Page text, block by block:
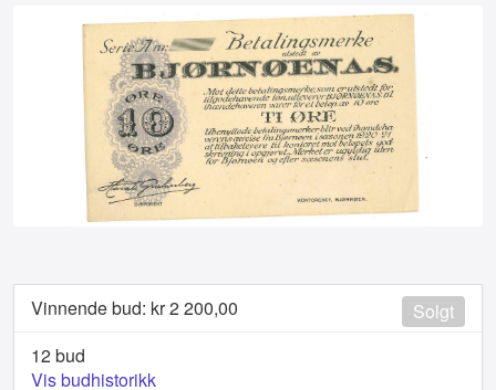
Solgt
Vinnende bud: kr2 200,00
12 bud
Vis budhistorikk